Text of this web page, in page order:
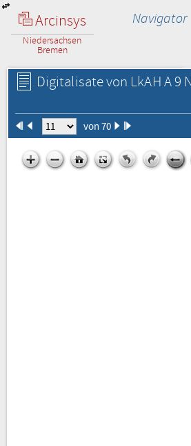
Arcinsys
Niedersachsen
Bremen
Navigator
Digitalisate von LkAH A 9
von 70